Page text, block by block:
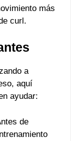
más
curl.
a
aquí
ayudar:
de